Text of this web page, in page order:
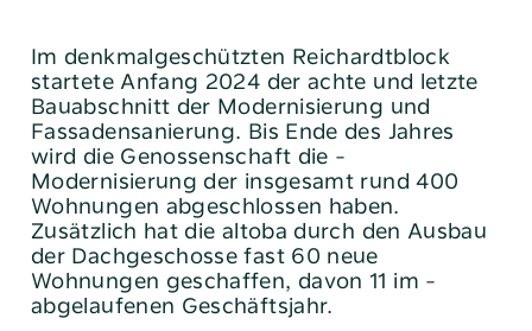
Im denkmalgeschützten Reichardtblock
startete Anfang 2024 der achte und letzte
Bauabschnitt der Modernisierung und
Fassaden­sanierung. Bis Ende des Jahres
wird die Genossenschaft die ­
Modernisierung der insgesamt rund 400
Wohnungen abgeschlossen ­haben.
Zusätzlich hat die altoba durch den Ausbau
der Dach­geschosse fast 60 neue
Wohnungen geschaffen, davon 11 im ­
abgelaufenen Geschäftsjahr.